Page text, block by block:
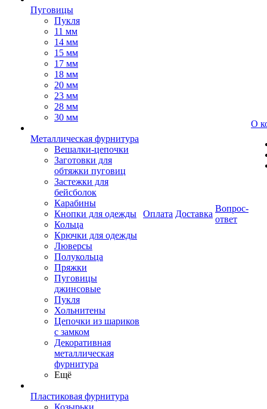
Пуговицы
Пукля
11 мм
14 мм
15 мм
17 мм
18 мм
20 мм
23 мм
28 мм
30 мм
Металлическая фурнитура
Вешалки-цепочки
Заготовки для
обтяжки пуговиц
Застежки для
бейсболок
Карабины
Кнопки для одежды
Кольца
Крючки для одежды
Люверсы
Полукольца
Пряжки
Пуговицы
джинсовые
Пукля
Хольнитены
Цепочки из шариков
с замком
Декоративная
металлическая
фурнитура
Ещё
Пластиковая фурнитура
Козырьки
Оплата Доставка
Вопрос-
ответ
О